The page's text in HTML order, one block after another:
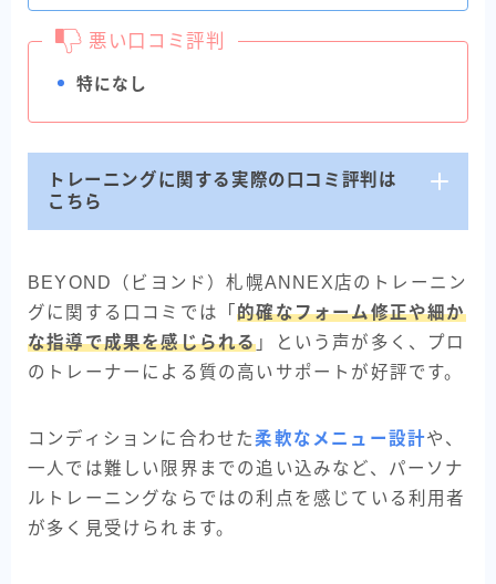
悪い口コミ評判
特になし
トレーニングに関する実際の口コミ評判は
こちら
BEYOND（ビヨンド）札幌ANNEX店のトレーニン
グに関する口コミでは「的確なフォーム修正や細か
な指導で成果を感じられる 」という声が多く、プロ
のトレーナーによる質の高いサポートが好評です。
コンディションに合わせた柔軟なメニュー設計や、
一人では難しい限界までの追い込みなど、パーソナ
ルトレーニングならではの利点を感じている利用者
が多く見受けられます。